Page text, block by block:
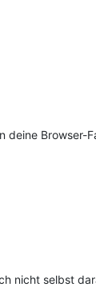
deine Browser-
nicht selbst